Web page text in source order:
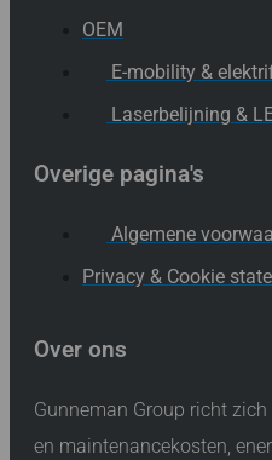
OEM
E-mobility &
Laserbelijning &
Overige pagina's
Algemene
Privacy & Cookie
Over ons
Gunneman Group richt
en maintenancekosten,